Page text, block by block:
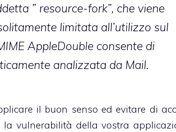
” resource-fork”, che viene
limitata all’utilizzo sul
AppleDouble consente di
analizzata da Mail.
il buon senso ed evitare di
la vulnerabilità della vostra